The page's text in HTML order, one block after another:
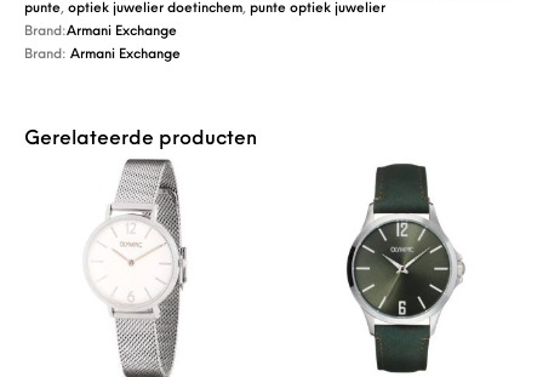
punte,optiek juwelier doetinchem, punte optiek juwelier
Brand:Armani Exchange
Brand:Armani Exchange
Gerelateerde producten